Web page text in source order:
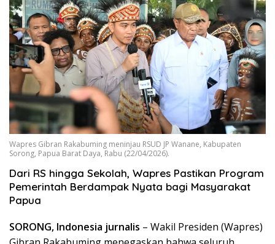
Wapres Gibran Rakabuming meninjau RSUD JP Wanane, Kabupaten
Sorong, Papua Barat Daya, Rabu (22/04/2026).
Dari RS hingga Sekolah, Wapres Pastikan Program
Pemerintah Berdampak Nyata bagi Masyarakat
Papua
SORONG, Indonesia jurnalis – Wakil Presiden (Wapres)